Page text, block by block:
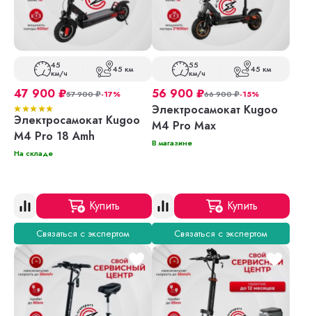
45
км/ч 45 км
47 900 ₽57 900₽-17%
Электросамокат Kugoo
M4 Pro 18 Amh
На складе
Купить
Связаться с экспертом
55
км/ч 45 км
56 900 ₽66 900₽-15%
Электросамокат Kugoo
M4 Pro Max
В магазине
Купить
Связаться с экспертом